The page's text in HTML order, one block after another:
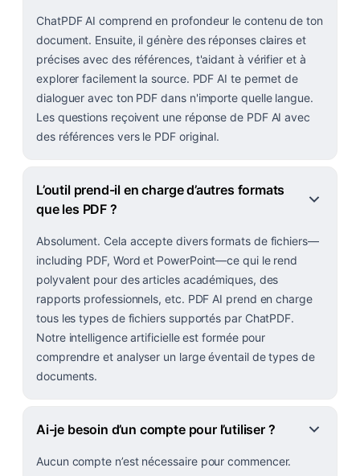
ChatPDF AI comprend en profondeur le contenu de ton
document. Ensuite, il génère des réponses claires et
précises avec des références, t'aidant à vérifier et à
explorer facilement la source. PDF AI te permet de
dialoguer avec ton PDF dans n'importe quelle langue.
Les questions reçoivent une réponse de PDF AI avec
des références vers le PDF original.
L’outil prend-il en charge d’autres formats
que les PDF ?
Absolument. Cela accepte divers formats de fichiers—
including PDF, Word et PowerPoint—ce qui le rend
polyvalent pour des articles académiques, des
rapports professionnels, etc. PDF AI prend en charge
tous les types de fichiers supportés par ChatPDF.
Notre intelligence artificielle est formée pour
comprendre et analyser un large éventail de types de
documents.
Ai-je besoin d’un compte pour l’utiliser ?
Aucun compte n’est nécessaire pour commencer.